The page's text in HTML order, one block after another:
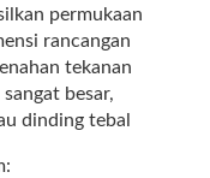
permukaan
rancangan
tekanan
besar,
dinding tebal